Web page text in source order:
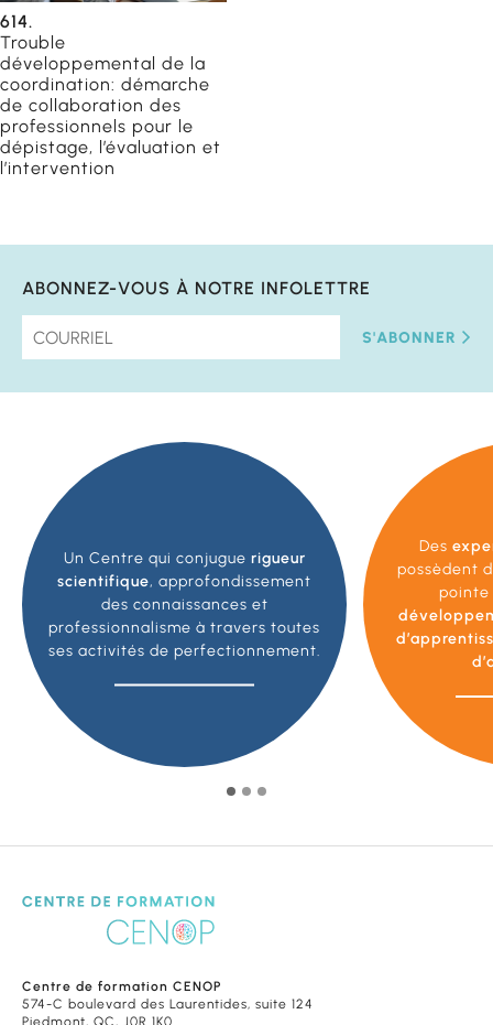
614.
Trouble
développemental de la
coordination: démarche
de collaboration des
professionnels pour le
dépistage, l’évaluation et
l’intervention
ABONNEZ-VOUS À NOTRE INFOLETTRE
S'ABONNER
Un Centre qui conjugue rigueur
scientifique, approfondissement
des connaissances et
professionnalisme à travers toutes
ses activités de perfectionnement.
Des
possèdent
pointe
Centre de formation CENOP
574-C boulevard des Laurentides, suite 124